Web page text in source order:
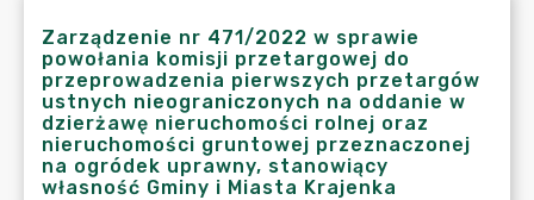
Zarządzenie nr 471/2022 w sprawie
powołania komisji przetargowej do
przeprowadzenia pierwszych przetargów
ustnych nieograniczonych na oddanie w
dzierżawę nieruchomości rolnej oraz
nieruchomości gruntowej przeznaczonej
na ogródek uprawny, stanowiący
własność Gminy i Miasta Krajenka